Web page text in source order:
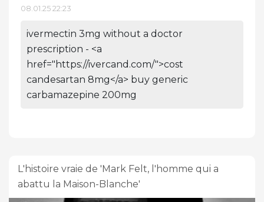
08.01.25 22:23
ivermectin 3mg without a doctor
prescription - <a
href="https://ivercand.com/">cost
candesartan 8mg</a> buy generic
carbamazepine 200mg
L'histoire vraie de 'Mark Felt, l'homme qui a
abattu la Maison-Blanche'